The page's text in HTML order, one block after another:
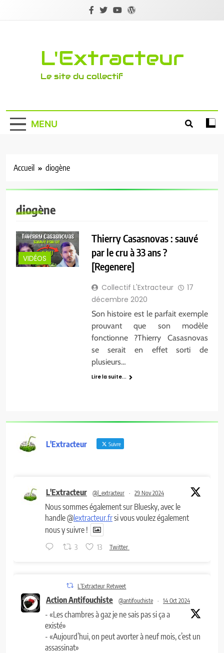
L'Extracteur
Le site du collectif
MENU
Accueil diogène
diogène
VIDÉOS
Thierry Casasnovas : sauvé
par le cru à 33 ans ?
[Regenere]
Collectif L'Extracteur
17
décembre 2020
Son histoire est le parfait exemple
prouvant que son modèle
fonctionne ?Thierry Casasnovas
se serait en effet sorti de
plusieurs…
Lire la suite...
L'Extracteur Suivre
L'Extracteur @l_extracteur · 29 Nov 2024
Nous sommes également sur Bluesky, avec le
handle @lextracteur.frsi vous voulez également
nous y suivre !
3 13 Twitter
L'Extracteur Retweet
Action Antifouchiste @antifouchiste · 14 Oct 2024
- «Les chambres à gaz je ne sais pas si ça a
existé»
- «Aujourd’hui, on peut avorter à neuf mois, c’est un
assassinat»